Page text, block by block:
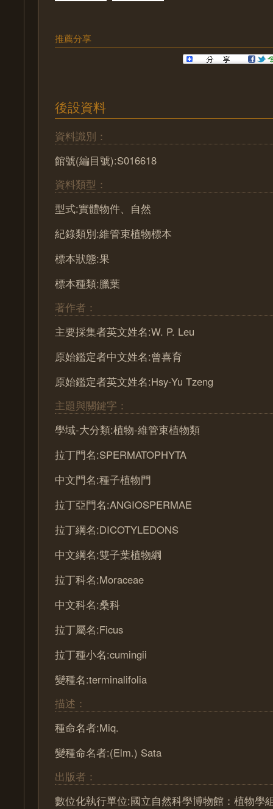
推薦分享
後設資料
資料識別：
館號(編目號):S016618
資料類型：
型式:實體物件、自然
紀錄類別:維管束植物標本
標本狀態:果
標本種類:臘葉
著作者：
主要採集者英文姓名:W. P. Leu
原始鑑定者中文姓名:曾喜育
原始鑑定者英文姓名:Hsy-Yu Tzeng
主題與關鍵字：
學域-大分類:植物-維管束植物類
拉丁門名:SPERMATOPHYTA
中文門名:種子植物門
拉丁亞門名:ANGIOSPERMAE
拉丁綱名:DICOTYLEDONS
中文綱名:雙子葉植物綱
拉丁科名:Moraceae
中文科名:桑科
拉丁屬名:Ficus
拉丁種小名:cumingii
變種名:terminalifolia
描述：
種命名者:Miq.
變種命名者:(Elm.) Sata
出版者：
數位化執行單位:國立自然科學博物館：植物學